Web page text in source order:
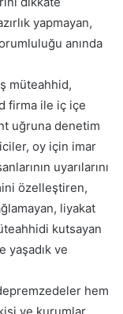
yapmayan,
anında
müteahhid,
firma ile iç içe
uğruna denetim
oy için imar
uyarılarını
özelleştiren,
liyakat
kutsayan
yaşadık ve
hem